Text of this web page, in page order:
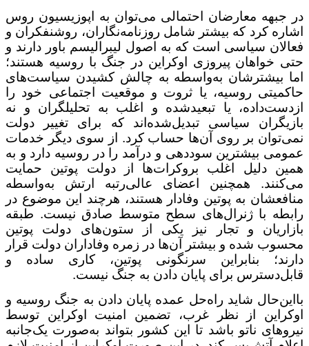
در جبهه معارضان احتمالی می‌توان به اپوزیسیون‌ روس
اشاره کرد که بیشتر شامل روزنامه‌نگاران، روشنفکران و
فعالان سیاسی است که به اصول لیبرالیسم باور دارند و
حتی خواهان پیروزی اوکراین در جنگ با روسیه هستند؛
اما بیشترشان به‌واسطه به چالش کشیدن سیاست‌های
حاکمیتی روسیه، یا ثروت و موقعیت اجتماعی خود را
ازدست‌داده‌، یا تبعیدشده‌ و اغلب به تحلیلگران و نه
بازیگران سیاسی تبدیل‌شده‌اند که برای تغییر دولت
نمی‌توان بر روی آن‌ها حساب کرد. از سوی دیگر خدمات
عمومی بیشترین سوددهی و درآمد را در روسیه دارد و به
همین دلیل اغلب بروکرات‌ها از دولت پوتین حمایت
می‌کنند. همچنین اعضای عالی‌رتبه ارتش به‌واسطه
منافعشان به پوتین وفادار هستند، هرچند این موضوع در
رابطه با ژنرال‌های سطح متوسط صادق نیست. طبقه
بازاریان و تجار نیز یکی از ستون‌های دولت پوتین
محسوب شده و بیشتر آن‌ها در زمره وفاداران دولت قرار
دارند؛ بنابراین سرنگونی پوتین، کاری ساده و
قابل‌دسترس برای پایان دادن به جنگ نیست.
بااین‌حال شاید راه‌حل عمده پایان دادن به جنگ روسیه و
اوکراین از نظر غرب، تضمین امنیت اوکراین توسط
نیروهای ناتو باشد تا این کشور بتواند به‌صورت یک‌جانبه